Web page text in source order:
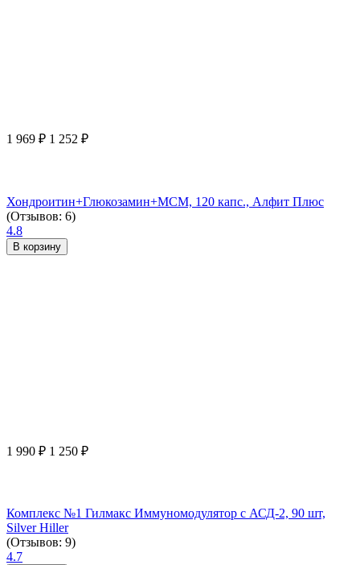
1 969 ₽ 1 252 ₽
Хондроитин+Глюкозамин+МСМ, 120 капс., Алфит Плюс
(Отзывов: 6)
4.8
В корзину
1 990 ₽ 1 250 ₽
Комплекс №1 Гилмакс Иммуномодулятор с АСД-2, 90 шт,
Silver Hiller
(Отзывов: 9)
4.7